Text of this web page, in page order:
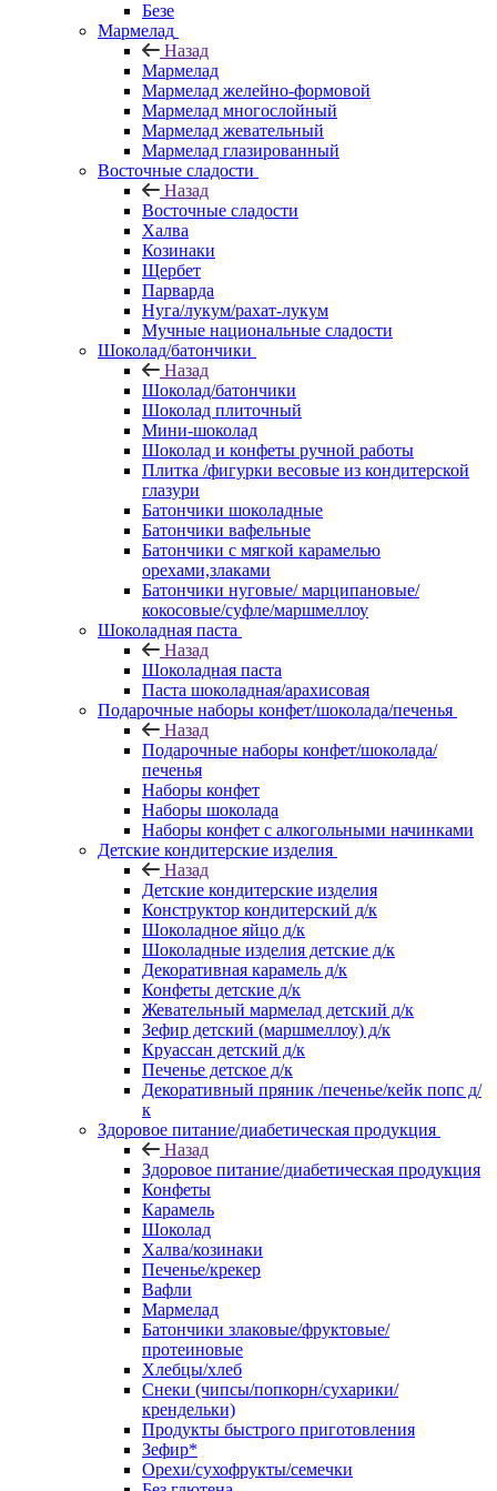
Безе
Мармелад
Назад
Мармелад
Мармелад желейно-формовой
Мармелад многослойный
Мармелад жевательный
Мармелад глазированный
Восточные сладости
Назад
Восточные сладости
Халва
Козинаки
Щербет
Парварда
Нуга/лукум/рахат-лукум
Мучные национальные сладости
Шоколад/батончики
Назад
Шоколад/батончики
Шоколад плиточный
Мини-шоколад
Шоколад и конфеты ручной работы
Плитка /фигурки весовые из кондитерской
глазури
Батончики шоколадные
Батончики вафельные
Батончики с мягкой карамелью
орехами,злаками
Батончики нуговые/ марципановые/
кокосовые/суфле/маршмеллоу
Шоколадная паста
Назад
Шоколадная паста
Паста шоколадная/арахисовая
Подарочные наборы конфет/шоколада/печенья
Назад
Подарочные наборы конфет/шоколада/
печенья
Наборы конфет
Наборы шоколада
Наборы конфет с алкогольными начинками
Детские кондитерские изделия
Назад
Детские кондитерские изделия
Конструктор кондитерский д/к
Шоколадное яйцо д/к
Шоколадные изделия детские д/к
Декоративная карамель д/к
Конфеты детские д/к
Жевательный мармелад детский д/к
Зефир детский (маршмеллоу) д/к
Круассан детский д/к
Печенье детское д/к
Декоративный пряник /печенье/кейк попс д/
к
Здоровое питание/диабетическая продукция
Назад
Здоровое питание/диабетическая продукция
Конфеты
Карамель
Шоколад
Халва/козинаки
Печенье/крекер
Вафли
Мармелад
Батончики злаковые/фруктовые/
протеиновые
Хлебцы/хлеб
Снеки (чипсы/попкорн/сухарики/
крендельки)
Продукты быстрого приготовления
Зефир*
Орехи/сухофрукты/семечки